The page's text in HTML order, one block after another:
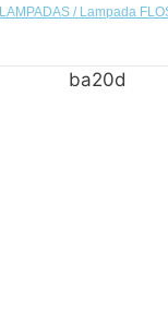
LAMPADAS / Lampada